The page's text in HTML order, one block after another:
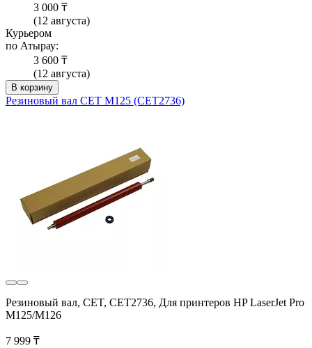
3 000 ₸
(12 августа)
Курьером
по Атырау:
3 600 ₸
(12 августа)
В корзину
Резиновый вал CET M125 (CET2736)
Резиновый вал, CET, CET2736, Для принтеров HP LaserJet Pro
M125/M126
7 999 ₸